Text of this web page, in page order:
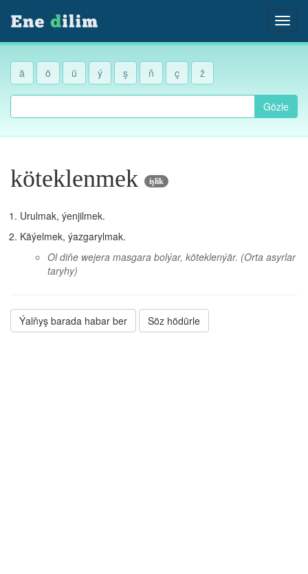
ä ö ü ý ş ň ç ž
Gözle
köteklenmek işlik
Urulmak, ýenjilmek.
Käýelmek, ýazgarylmak.
Ol diňe wejera masgara bolýar, köteklenýär. (Orta asyrlar
taryhy)
Ýalňyş barada habar ber Söz hödürle